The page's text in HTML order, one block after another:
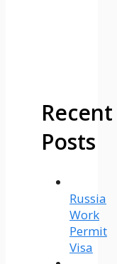
Recent
Posts
Russia
Work
Permit
Visa